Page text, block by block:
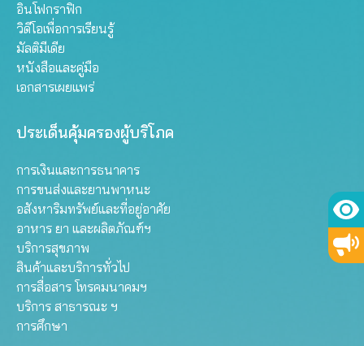
อินโฟกราฟิก
วิดีโอเพื่อการเรียนรู้
มัลติมีเดีย
หนังสือและคู่มือ
เอกสารเผยแพร่
ประเด็นคุ้มครองผู้บริโภค
การเงินและการธนาคาร
การขนส่งและยานพาหนะ
อสังหาริมทรัพย์และที่อยู่อาศัย
อาหาร ยา และผลิตภัณฑ์ฯ
บริการสุขภาพ
สินค้าและบริการทั่วไป
การสื่อสาร โทรคมนาคมฯ
บริการ สาธารณะ ฯ
การศึกษา